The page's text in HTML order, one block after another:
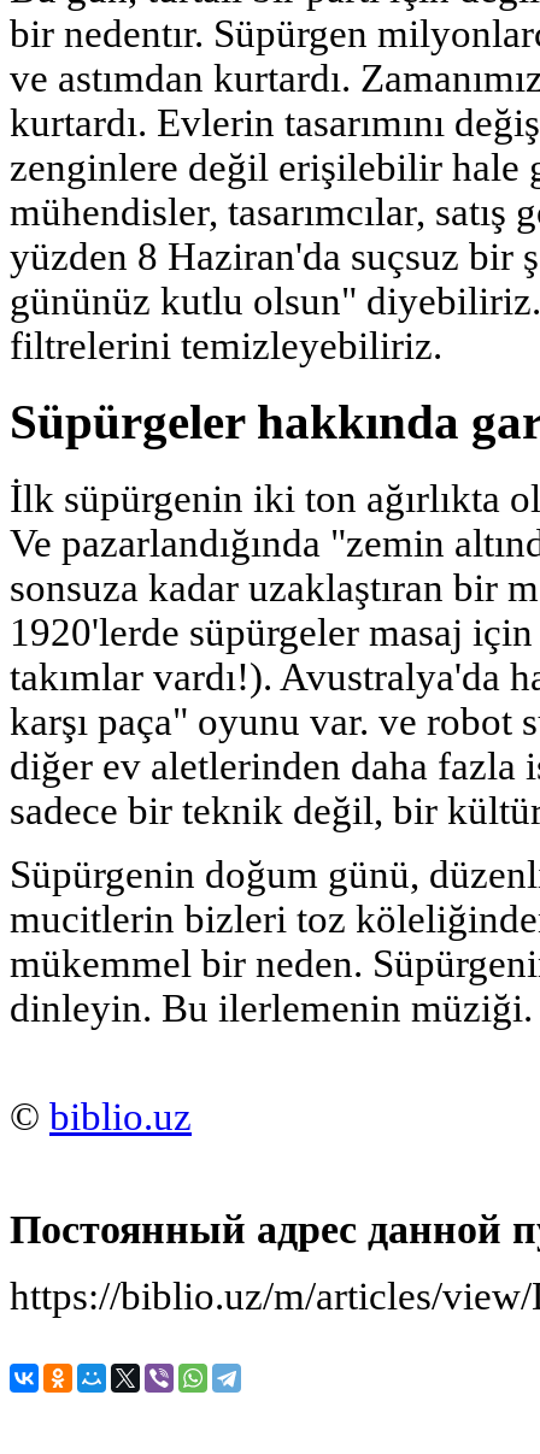
bir nedentır. Süpürgen
ve astımdan kurtardı.
kurtardı. Evlerin tasarımını
zenginlere değil erişilebilir hale
mühendisler, tasarımcılar,
yüzden 8 Haziran'da suçsuz bir
gününüz kutlu olsun"
filtrelerini temizleyebiliriz.
Süpürgeler hakkında
İlk süpürgenin iki ton ağırlıkta
Ve pazarlandığında "zemin
sonsuza kadar uzaklaştıran bir
1920'lerde süpürgeler masaj
takımlar vardı!). Avustralya'da
karşı paça" oyunu var. ve robot
diğer ev aletlerinden daha
sadece bir teknik değil, bir
Süpürgenin doğum günü,
mucitlerin bizleri toz
mükemmel bir neden.
dinleyin. Bu ilerlemenin müziği.
© biblio.uz
Постоянный адрес данной
https://biblio.uz/m/articles/